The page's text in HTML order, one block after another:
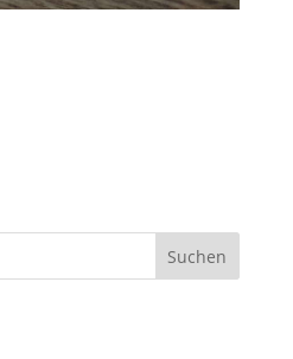
Suchen